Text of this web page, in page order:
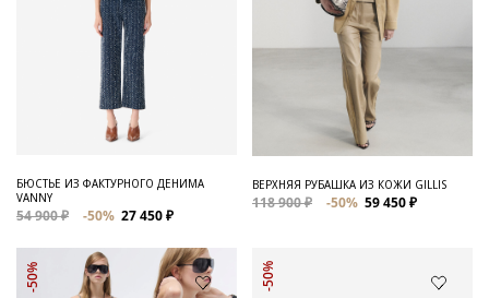
БЮСТЬЕ ИЗ ФАКТУРНОГО ДЕНИМА
VANNY
54 900 ₽ -50% 27 450 ₽
ВЕРХНЯЯ РУБАШКА ИЗ КОЖИ GILLIS
118 900 ₽ -50% 59 450 ₽
-50% -50%